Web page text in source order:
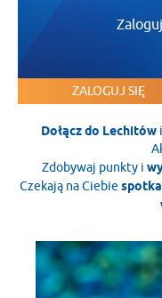
ZALOGUJ SIĘ
Dołącz do Lechitówi
Zdobywaj punkty i
Czekają na Ciebie